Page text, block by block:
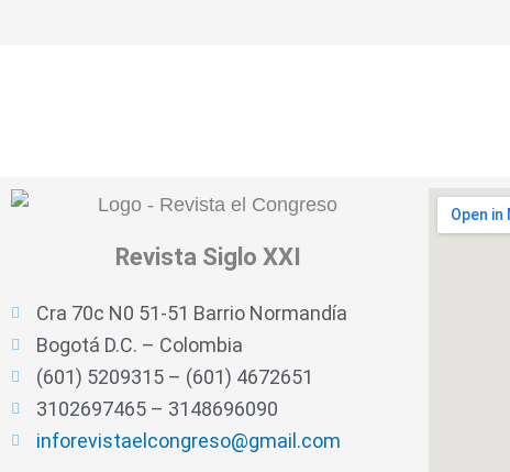
Revista Siglo XXI
Cra 70c N0 51-51 Barrio Normandía
Bogotá D.C. – Colombia
(601) 5209315 – (601) 4672651
3102697465 – 3148696090
inforevistaelcongreso@gmail.com